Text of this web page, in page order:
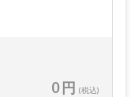
0 円 (税込)